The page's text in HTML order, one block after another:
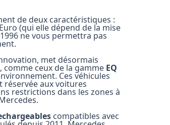
de deux caractéristiques :
(qui elle dépend de la mise
ne vous permettra pas
met désormais
, comme ceux de la gamme EQ
Ces véhicules
réservée aux voitures
restrictions dans les zones à
compatibles avec